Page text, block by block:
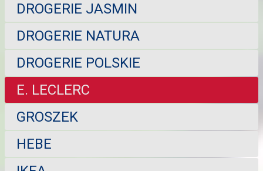
DROGERIE JASMIN
DROGERIE NATURA
DROGERIE POLSKIE
E. LECLERC
GROSZEK
HEBE